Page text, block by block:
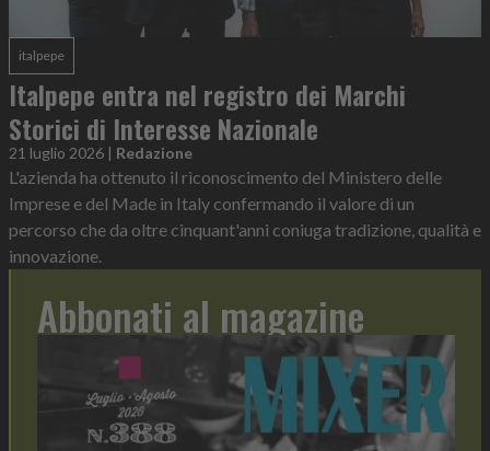
italpepe
Italpepe entra nel registro dei Marchi
Storici di Interesse Nazionale
21 luglio 2026 | Redazione
L'azienda ha ottenuto il riconoscimento del Ministero delle
Imprese e del Made in Italy confermando il valore di un
percorso che da oltre cinquant'anni coniuga tradizione, qualità e
innovazione.
Abbonati al magazine